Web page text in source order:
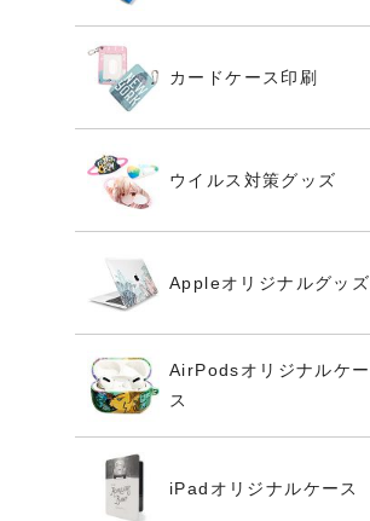
カードケース印刷
ウイルス対策グッズ
Appleオリジナルグッズ
AirPodsオリジナルケー
ス
iPadオリジナルケース